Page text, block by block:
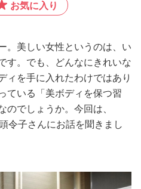
お気に入り
。美しい女性というのは、い
す。でも、どんなにきれいな
ィを手に入れたわけではあり
ている「美ボディを保つ習
のでしょうか。今回は、
令子さんにお話を聞きまし